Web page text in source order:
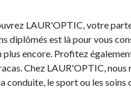
LAUR'OPTIC, votre
diplômés est là pour vous
encore. Profitez
Chez LAUR'OPTIC,
conduite, le sport ou les